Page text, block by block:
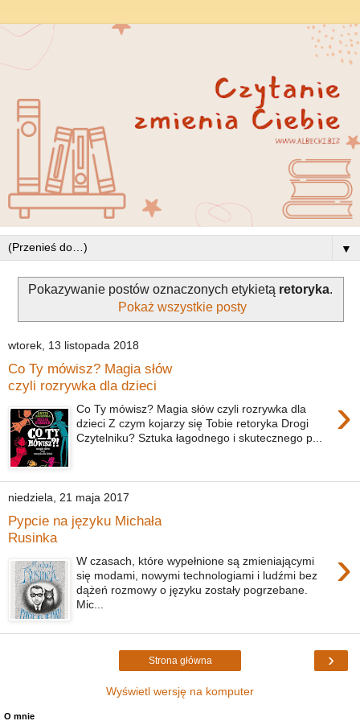
▼
Pokazywanie postów oznaczonych etykietą retoryka.
Pokaż wszystkie posty
wtorek, 13 listopada 2018
Co Ty mówisz? Magia słów
czyli rozrywka dla dzieci
›
Co Ty mówisz? Magia słów czyli rozrywka dla
dzieci Z czym kojarzy się Tobie retoryka Drogi
Czytelniku? Sztuka łagodnego i skutecznego p...
niedziela, 21 maja 2017
Pypcie na języku Michała
Rusinka
›
W czasach, które wypełnione są zmieniającymi
się modami, nowymi technologiami i ludźmi bez
dążeń rozmowy o języku zostały pogrzebane.
Mic...
›
Strona główna
Wyświetl wersję na komputer
O mnie